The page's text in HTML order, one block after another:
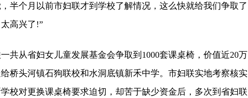
半个月以前市妇联才到学校了解情况，这么快就给我们争取了
高兴了!”
从省妇女儿童发展基金会争取到1000套课桌椅，价值近20万
桥头河镇石狗联校和水洞底镇新禾中学。市妇联实地考察核实
校对更换课桌椅要求迫切，却苦于缺少资金后，多次到省妇联